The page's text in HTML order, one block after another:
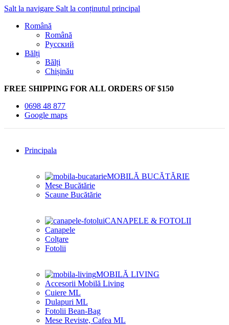
Salt la navigare Salt la conținutul principal
Română
Română
Русский
Bălți
Bălți
Chișinău
FREE SHIPPING FOR ALL ORDERS OF $150
0698 48 877
Google maps
Principala
MOBILĂ BUCĂTĂRIE
Mese Bucătărie
Scaune Bucătărie
CANAPELE & FOTOLII
Canapele
Colțare
Fotolii
MOBILĂ LIVING
Accesorii Mobilă Living
Cuiere ML
Dulapuri ML
Fotolii Bean-Bag
Mese Reviste, Cafea ML